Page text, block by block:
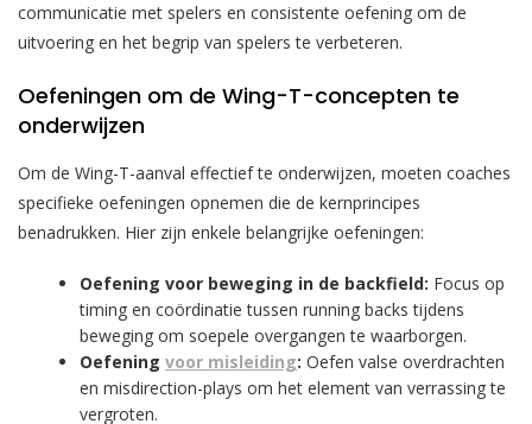
communicatie met spelers en consistente oefening om de
uitvoering en het begrip van spelers te verbeteren.
Oefeningen om de Wing-T-concepten te
onderwijzen
Om de Wing-T-aanval effectief te onderwijzen, moeten coaches
specifieke oefeningen opnemen die de kernprincipes
benadrukken. Hier zijn enkele belangrijke oefeningen:
Oefening voor beweging in de backfield: Focus op
timing en coördinatie tussen running backs tijdens
beweging om soepele overgangen te waarborgen.
Oefeningvoor misleiding: Oefen valse overdrachten
en misdirection-plays om het element van verrassing te
vergroten.